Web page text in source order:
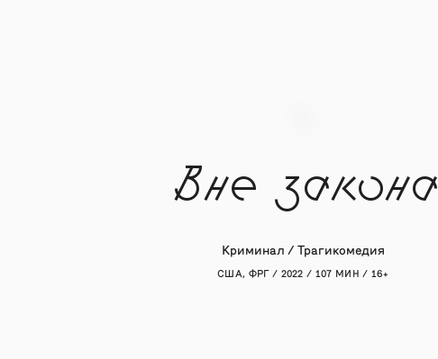
Вне закона
Криминал / Трагикомедия
США, ФРГ / 2022 / 107 МИН / 16+